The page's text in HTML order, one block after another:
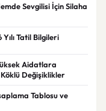
Sevgilisi İçin Silaha
Tatil Bilgileri
Aidatlara
Köklü Değişiklikler
Tablosu ve